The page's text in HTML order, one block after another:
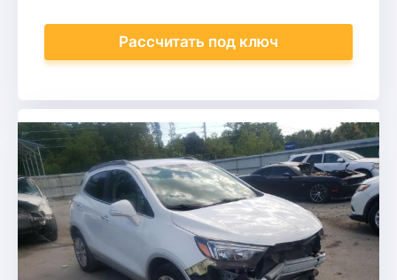
Рассчитать под ключ